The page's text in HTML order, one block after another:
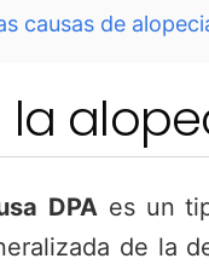
causas de
la
DPA es un
de la